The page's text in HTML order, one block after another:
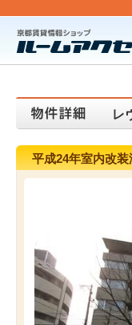
レ
平成24年室内改